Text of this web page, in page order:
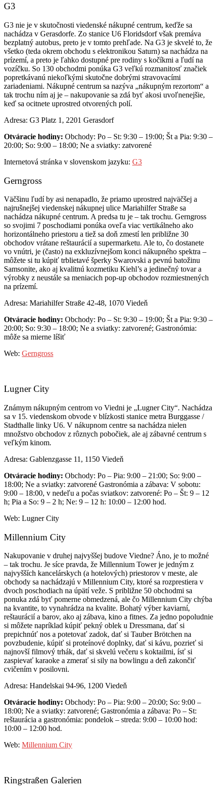
G3
G3 nie je v skutočnosti viedenské nákupné centrum, keďže sa
nachádza v Gerasdorfe. Zo stanice U6 Floridsdorf však premáva
bezplatný autobus, preto je v tomto prehľade. Na G3 je skvelé to, že
všetko (teda okrem obchodu s elektronikou Saturn) sa nachádza na
prízemí, a preto je ľahko dostupné pre rodiny s kočíkmi a ľudí na
vozíčku. So 130 obchodmi ponúka G3 veľkú rozmanitosť značiek
popretkávanú niekoľkými skutočne dobrými stravovacími
zariadeniami. Nákupné centrum sa nazýva „nákupným rezortom“ a
tak trochu ním aj je – nakupovanie sa zdá byť akosi uvoľnenejšie,
keď sa ocitnete uprostred otvorených polí.
Adresa: G3 Platz 1, 2201 Gerasdorf
Otváracie hodiny: Obchody: Po – St: 9:30 – 19:00; Št a Pia: 9:30 –
20:00; So: 9:00 – 18:00; Ne a sviatky: zatvorené
Internetová stránka v slovenskom jazyku: G3
Gerngross
Väčšinu ľudí by asi nenapadlo, že priamo uprostred najväčšej a
najrušnejšej viedenskej nákupnej ulice Mariahilfer Straße sa
nachádza nákupné centrum. A predsa tu je – tak trochu. Gerngross
so svojimi 7 poschodiami ponúka oveľa viac vertikálneho ako
horizontálneho priestoru a tiež sa doň zmestí len približne 30
obchodov vrátane reštaurácií a supermarketu. Ale to, čo dostanete
vo vnútri, je (často) na exkluzívnejšom konci nákupného spektra –
môžete si tu kúpiť trblietavé šperky Swarovski a pevnú batožinu
Samsonite, ako aj kvalitnú kozmetiku Kiehl’s a jedinečný tovar a
výrobky z neustále sa meniacich pop-up obchodov rozmiestnených
na prízemí.
Adresa: Mariahilfer Straße 42-48, 1070 Viedeň
Otváracie hodiny: Obchody: Po – St: 9:30 – 19:00; Št a Pia: 9:30 –
20:00; So: 9:30 – 18:00; Ne a sviatky: zatvorené; Gastronómia:
môže sa mierne líšiť
Web: Gerngross
Lugner City
Známym nákupným centrom vo Viedni je „Lugner City“. Nachádza
sa v 15. viedenskom obvode v blízkosti stanice metra Burggasse /
Stadthalle linky U6. V nákupnom centre sa nachádza nielen
množstvo obchodov z rôznych pobočiek, ale aj zábavné centrum s
veľkým kinom.
Adresa: Gablenzgasse 11, 1150 Viedeň
Otváracie hodiny: Obchody: Po – Pia: 9:00 – 21:00; So: 9:00 –
18:00; Ne a sviatky: zatvorené Gastronómia a zábava: V sobotu:
9:00 – 18:00, v nedeľu a počas sviatkov: zatvorené: Po – Št: 9 – 12
h; Pia a So: 9 – 2 h; Ne: 9 – 12 h: 10:00 – 12:00 hod.
Web: Lugner City
Millennium City
Nakupovanie v druhej najvyššej budove Viedne? Áno, je to možné
– tak trochu. Je síce pravda, že Millennium Tower je jedným z
najvyšších kancelárskych (a hotelových) priestorov v meste, ale
obchody sa nachádzajú v Millennium City, ktoré sa rozprestiera v
dvoch poschodiach na úpätí veže. S približne 50 obchodmi sa
ponuka zdá byť pomerne obmedzená, ale čo Millennium City chýba
na kvantite, to vynahrádza na kvalite. Bohatý výber kaviarní,
reštaurácií a barov, ako aj zábava, kino a fitnes. Za jedno popoludnie
si môžete napríklad kúpiť pekný oblek u Dressmana, dať si
prepichnúť nos a potetovať zadok, dať si Tauber Brötchen na
povzbudenie, kúpiť si proteínové doplnky, dať si kávu, pozrieť si
najnovší filmový trhák, dať si skvelú večeru s koktailmi, ísť si
zaspievať karaoke a zmerať si sily na bowlingu a deň zakončiť
cvičením v posilovni.
Adresa: Handelskai 94-96, 1200 Viedeň
Otváracie hodiny: Obchody: Po – Pia: 9:00 – 20:00; So: 9:00 –
18:00; Ne a sviatky: zatvorené; Gastronómia a zábava: Po – St:
reštaurácia a gastronómia: pondelok – streda: 9:00 – 10:00 hod:
10:00 – 12:00 hod.
Web: Millennium City
Ringstraßen Galerien